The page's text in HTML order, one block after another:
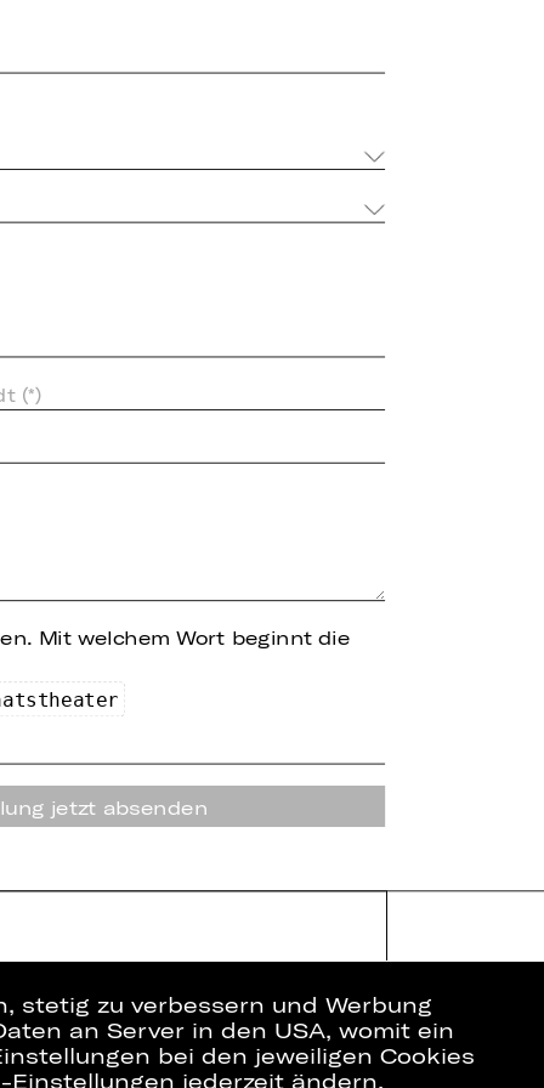
Mit welchem Wort beginnt die
t
ea er
atsth
jetzt absenden
stetig zu verbessern und Werbung
an Server in den USA, womit ein
bei den jeweiligen Cookies
jederzeit ändern.